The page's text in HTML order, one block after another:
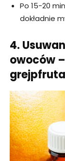
Po 15-20
dokładnie
4.
owoców
grejpfruta